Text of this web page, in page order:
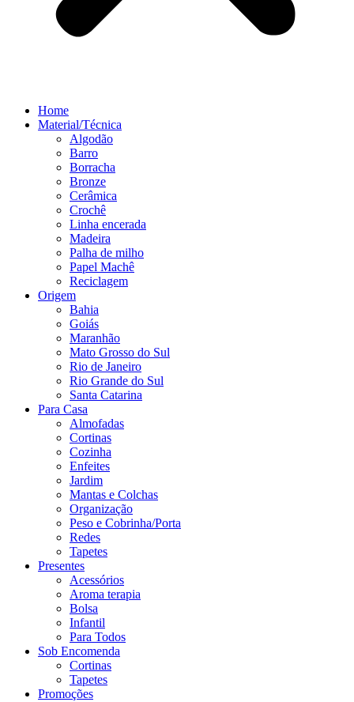
Home
Material/Técnica
Algodão
Barro
Borracha
Bronze
Cerâmica
Crochê
Linha encerada
Madeira
Palha de milho
Papel Machê
Reciclagem
Origem
Bahia
Goiás
Maranhão
Mato Grosso do Sul
Rio de Janeiro
Rio Grande do Sul
Santa Catarina
Para Casa
Almofadas
Cortinas
Cozinha
Enfeites
Jardim
Mantas e Colchas
Organização
Peso e Cobrinha/Porta
Redes
Tapetes
Presentes
Acessórios
Aroma terapia
Bolsa
Infantil
Para Todos
Sob Encomenda
Cortinas
Tapetes
Promoções